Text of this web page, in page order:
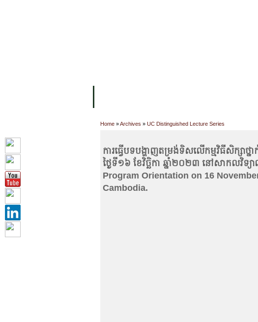
Home »Archives » UC Distinguished Lecture Series
ការធ្វើបទបង្ហាញតម្រង់ទិសលើកម្មវិធីសិក្សាថ្
ថ្ងៃទី១៦ ខែវិច្ឆិកា ឆ្នាំ២០២៣ នៅសាកលវិទ្
Program Orientation on 16
Cambodia.